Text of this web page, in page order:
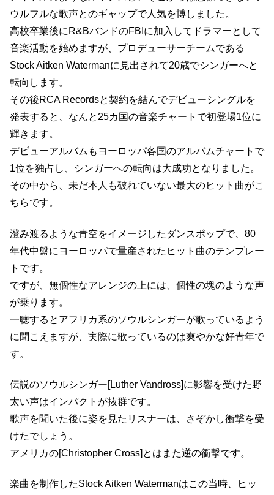
ウルフルな歌声とのギャップで人気を博しました。
高校卒業後にR&BバンドのFBIに加入してドラマーとして
音楽活動を始めますが、プロデューサーチームである
Stock Aitken Watermanに見出されて20歳でシンガーへと
転向します。
その後RCA Recordsと契約を結んでデビューシングルを
発表すると、なんと25カ国の音楽チャートで初登場1位に
輝きます。
デビューアルバムもヨーロッパ各国のアルバムチャートで
1位を独占し、シンガーへの転向は大成功となりました。
その中から、未だ本人も破れていない最大のヒット曲がこ
ちらです。
澄み渡るような青空をイメージしたダンスポップで、80
年代中盤にヨーロッパで量産されたヒット曲のテンプレー
トです。
ですが、無個性なアレンジの上には、個性の塊のような声
が乗ります。
一聴するとアフリカ系のソウルシンガーが歌っているよう
に聞こえますが、実際に歌っているのは爽やかな好青年で
す。
伝説のソウルシンガー[Luther Vandross]に影響を受けた野
太い声はインパクトが抜群です。
歌声を聞いた後に姿を見たリスナーは、さぞかし衝撃を受
けたでしょう。
アメリカの[Christopher Cross]とはまた逆の衝撃です。
楽曲を制作したStock Aitken Watermanはこの当時、ヒッ